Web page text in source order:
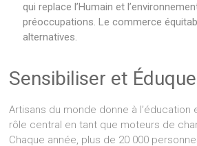
qui replace l’Humain et
préoccupations. Le commerce
alternatives.
Sensibiliser et
Artisans du monde donne à l’éducation
rôle central en tant que moteurs de
Chaque année, plus de 20 000